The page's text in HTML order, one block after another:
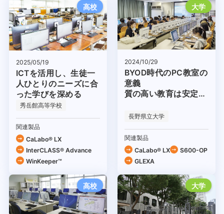
高校
2025/05/19
ICTを活用し、生徒一
人ひとりのニーズに合
った学びを深める
秀岳館高等学校
関連製品
CaLabo® LX
InterCLASS® Advance
WinKeeper™
大学
2024/10/29
BYOD時代のPC教室の
意義
質の高い教育は安定的
長野県立大学
関連製品
CaLabo® LX
S600-OP
GLEXA
高校 大学